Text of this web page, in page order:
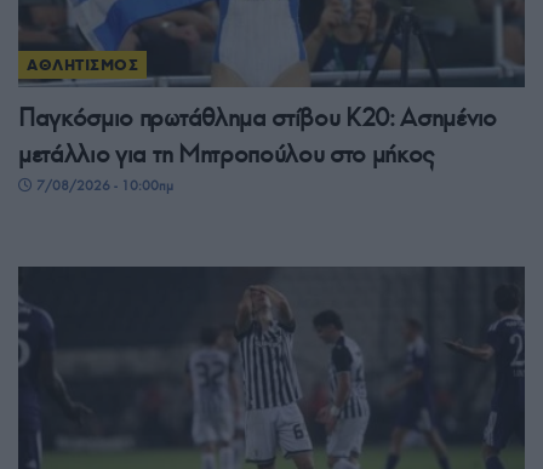
ΑΘΛΗΤΙΣΜΟΣ
Παγκόσμιο πρωτάθλημα στίβου Κ20: Ασημένιο
μετάλλιο για τη Μητροπούλου στο μήκος
7/08/2026 - 10:00πμ